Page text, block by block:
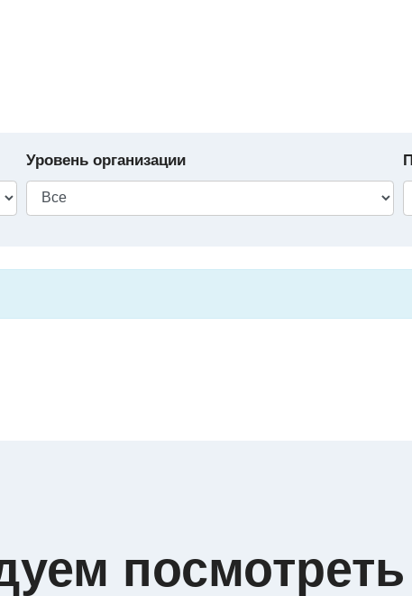
Уровень организации